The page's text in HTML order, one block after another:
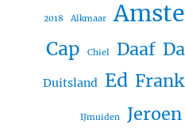
2018 Alkmaar
Cap Chiel Daaf
Duitsland Ed Frank
IJmuiden Jeroen